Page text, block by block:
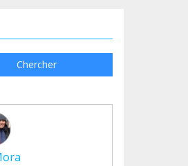
Chercher